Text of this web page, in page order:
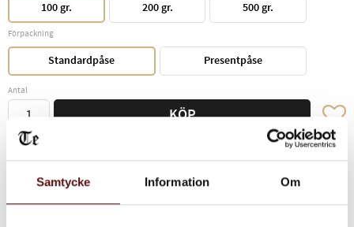
Samtycke Information Om
100 gr. 200 gr. 500 gr.
Förpackning
Standardpåse Presentpåse
Antal
KÖP Lägg